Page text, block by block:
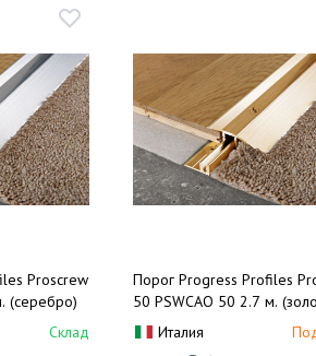
Proscrew
(серебро)
Склад
Порог Progress Profiles
50 PSWCAO 50 2.7 м.
Италия